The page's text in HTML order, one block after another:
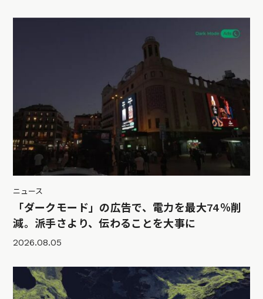
ニュース
「ダークモード」の広告で、電力を最大74％削
減。派手さより、伝わることを大事に
2026.08.05